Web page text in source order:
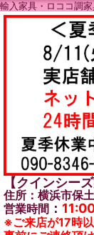
輸入家具・ロココ調
【クインシー
住所：横浜市保
営業時間 ：
※ご来店が17時